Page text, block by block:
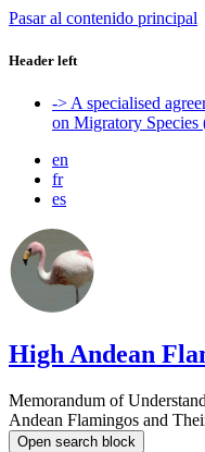
Pasar al contenido principal
Header left
-> A specialised
on Migratory Species
en
fr
es
High Andean
Memorandum of
Andean Flamingos and
Open search block